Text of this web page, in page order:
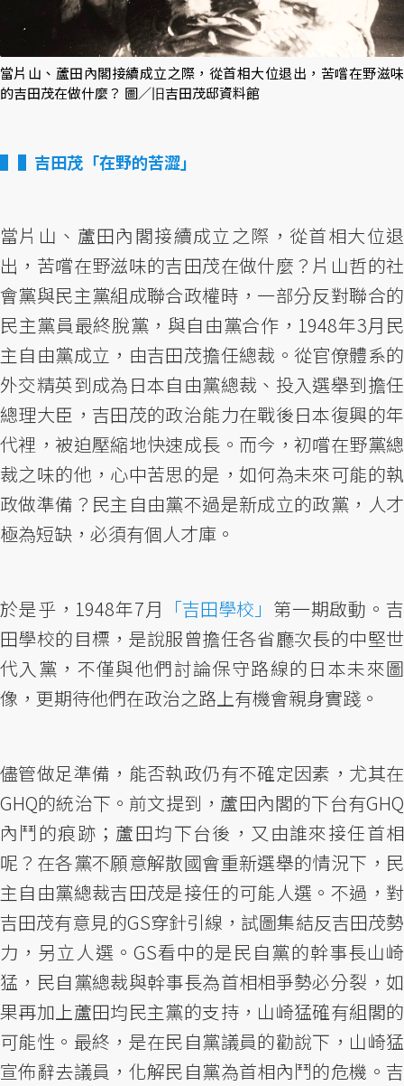
當片山、蘆田內閣接續成立之際，從首相大位退出，苦嚐在野滋味
的吉田茂在做什麼？ 圖／旧吉田茂邸資料館
▌吉田茂「在野的苦澀」
當片山、蘆田內閣接續成立之際，從首相大位退
出，苦嚐在野滋味的吉田茂在做什麼？片山哲的社
會黨與民主黨組成聯合政權時，一部分反對聯合的
民主黨員最終脫黨，與自由黨合作，1948年3月民
主自由黨成立，由吉田茂擔任總裁。從官僚體系的
外交精英到成為日本自由黨總裁、投入選舉到擔任
總理大臣，吉田茂的政治能力在戰後日本復興的年
代裡，被迫壓縮地快速成長。而今，初嚐在野黨總
裁之味的他，心中苦思的是，如何為未來可能的執
政做準備？民主自由黨不過是新成立的政黨，人才
極為短缺，必須有個人才庫。
於是乎，1948年7月 「吉田學校」 第一期啟動。吉
田學校的目標，是說服曾擔任各省廳次長的中堅世
代入黨，不僅與他們討論保守路線的日本未來圖
像，更期待他們在政治之路上有機會親身實踐。
儘管做足準備，能否執政仍有不確定因素，尤其在
GHQ的統治下。前文提到，蘆田內閣的下台有GHQ
內鬥的痕跡；蘆田均下台後，又由誰來接任首相
呢？在各黨不願意解散國會重新選舉的情況下，民
主自由黨總裁吉田茂是接任的可能人選。不過，對
吉田茂有意見的GS穿針引線，試圖集結反吉田茂勢
力，另立人選。GS看中的是民自黨的幹事長山崎
猛，民自黨總裁與幹事長為首相相爭勢必分裂，如
果再加上蘆田均民主黨的支持，山崎猛確有組閣的
可能性。最終，是在民自黨議員的勸說下，山崎猛
宣佈辭去議員，化解民自黨為首相內鬥的危機。吉